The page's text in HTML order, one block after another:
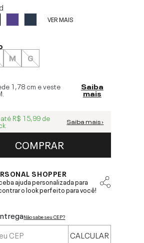
VER MAIS
M G
1,78 cm e veste Saiba
mais
R$ 15,99 de Saiba mais ›
COMPRAR
SHOPPER
ajuda personalizada para
o look perfeito para você!
Não sabe seu CEP?
CALCULAR